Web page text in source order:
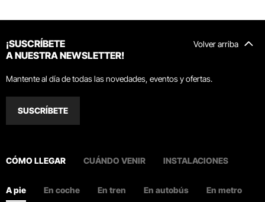
Volver arriba
¡SUSCRÍBETE
A NUESTRA NEWSLETTER!
Mantente al día de todas las novedades, eventos y ofertas.
SUSCRÍBETE
CÓMO LLEGAR CUÁNDO VENIR INSTALACIONES
A pie En coche En tren En autobús En metro